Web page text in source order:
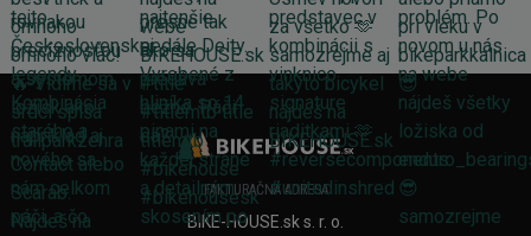
FAKTURAČNÁ ADRESA
BIKE-HOUSE.sk s. r. o.